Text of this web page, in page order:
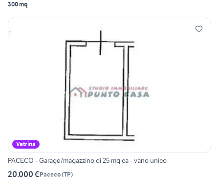
300 mq
Vetrina
PACECO - Garage/magazzino di 25 mq ca - vano unico
20.000 €Paceco(TP)